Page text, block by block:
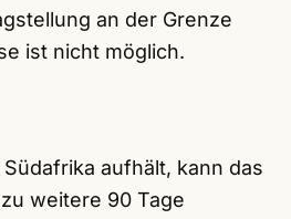
an der Grenze
ist nicht möglich.
aufhält, kann das
weitere 90 Tage